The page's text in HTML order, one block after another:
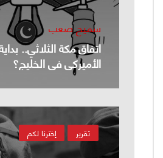
سميح صعب
اتفاق مكة الثلاثي..
الأميركي في الخليج؟
إخترنا لكم تقرير